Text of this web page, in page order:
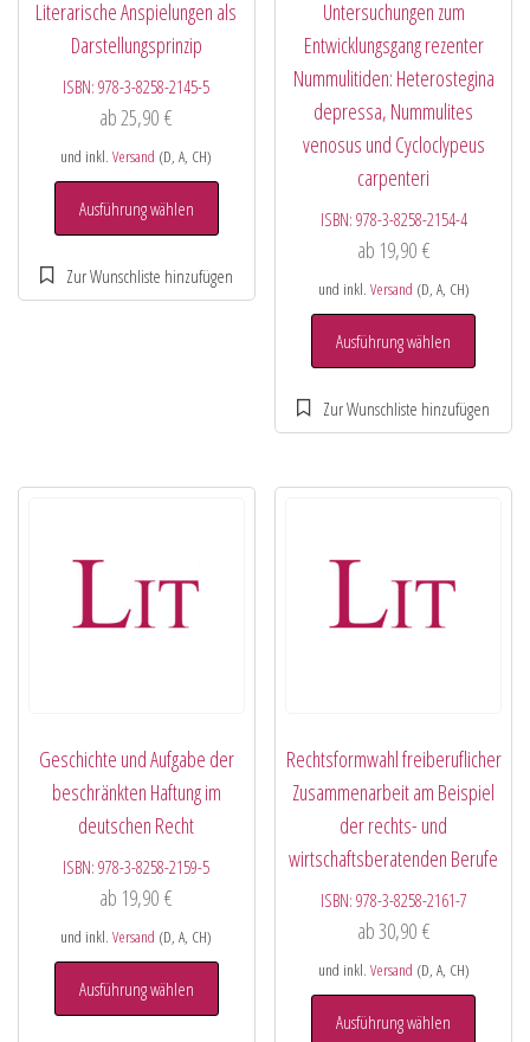
Literarische Anspielungen als
Darstellungsprinzip
ISBN:978-3-8258-2145-5
ab 25,90€
und inkl.Versand (D, A, CH)
Ausführung wählen
Untersuchungen zum
Entwicklungsgang rezenter
Nummulitiden: Heterostegina
depressa, Nummulites
venosus und Cycloclypeus
carpenteri
ISBN: 978-3-8258-2154-4
ab 19,90 €
und inkl. Versand (D, A, CH)
Ausführung wählen
Geschichte und Aufgabe der
beschränkten Haftung im
deutschen Recht
ISBN:978-3-8258-2159-5
ab 19,90€
und inkl.Versand (D, A, CH)
Ausführung wählen
Rechtsformwahl freiberuflicher
Zusammenarbeit am Beispiel
der rechts- und
wirtschaftsberatenden Berufe
ISBN: 978-3-8258-2161-7
ab30,90 €
und inkl. Versand (D, A, CH)
Ausführung wählen